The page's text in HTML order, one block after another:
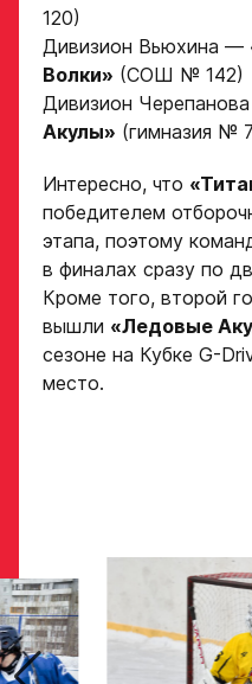
120)
Дивизион Вьюхина —
Волки» (СОШ № 142)
Дивизион
Акулы» (гимназия №
Интересно, что
победителем
этапа, поэтому
в финалах сразу по
Кроме того, второй
вышли «Ледовые
сезоне на Кубке G-
место.
Амплуа игрока
если опыта игры нет,
оставьте это поле пустым
ФИО законного
Номер телефона
законного
представителя
данных
Ассоциации
ХК Авангард
Отправленная заявка
СПАСИБО
Если данные
требованиям для
свяжемся с вами в